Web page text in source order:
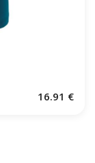
16.91 €